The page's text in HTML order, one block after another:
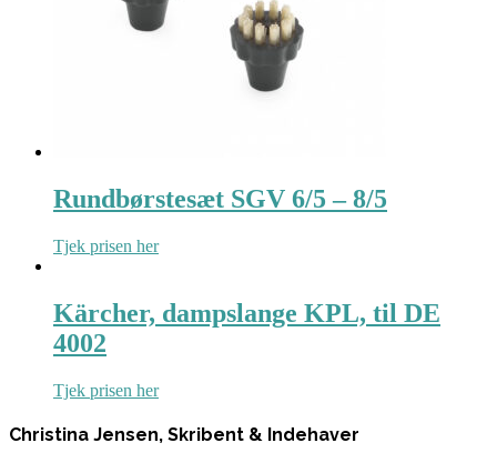
Rundbørstesæt SGV 6/5 – 8/5
Tjek prisen her
Kärcher, dampslange KPL, til DE
4002
Tjek prisen her
Christina Jensen, Skribent & Indehaver